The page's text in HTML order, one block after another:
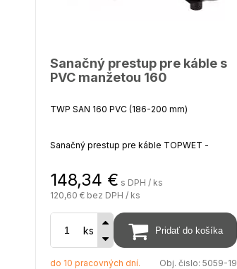
Sanačný prestup pre káble s
PVC manžetou 160
TWP SAN 160 PVC (186-200 mm)
Sanačný prestup pre káble TOPWET -
izoláciu 200 mm, na objednávku možnosť
predĺženia až do 2000 mm
148,34 € s DPH / ks
120,60 € bez DPH / ks
ks
do 10 pracovných dní. Obj. čislo:5059-19